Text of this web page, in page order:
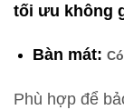
tối ưu không
Bàn mát:
Phù hợp để